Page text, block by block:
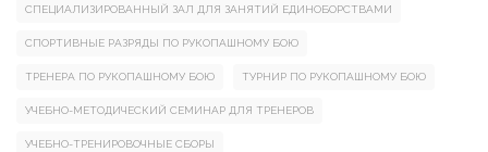
СПЕЦИАЛИЗИРОВАННЫЙ ЗАЛ ДЛЯ ЗАНЯТИЙ ЕДИНОБОРСТВАМИ
СПОРТИВНЫЕ РАЗРЯДЫ ПО РУКОПАШНОМУ БОЮ
ТРЕНЕРА ПО РУКОПАШНОМУ БОЮ ТУРНИР ПО РУКОПАШНОМУ БОЮ
УЧЕБНО-МЕТОДИЧЕСКИЙ СЕМИНАР ДЛЯ ТРЕНЕРОВ
УЧЕБНО-ТРЕНИРОВОЧНЫЕ СБОРЫ